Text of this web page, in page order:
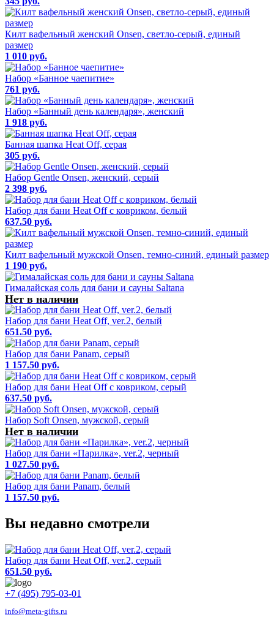
Килт вафельный женский Onsen, светло-серый, единый
размер
1 010 руб.
Набор «Банное чаепитие»
761 руб.
Набор «Банный день календаря», женский
1 918 руб.
Банная шапка Heat Off, серая
305 руб.
Набор Gentle Onsen, женский, серый
2 398 руб.
Набор для бани Heat Off с ковриком, белый
637.50 руб.
Килт вафельный мужской Onsen, темно-синий, единый размер
1 190 руб.
Гималайская соль для бани и сауны Saltana
Нет в наличии
Набор для бани Heat Off, ver.2, белый
651.50 руб.
Набор для бани Panam, серый
1 157.50 руб.
Набор для бани Heat Off с ковриком, серый
637.50 руб.
Набор Soft Onsen, мужской, серый
Нет в наличии
Набор для бани «Парилка», ver.2, черный
1 027.50 руб.
Набор для бани Panam, белый
1 157.50 руб.
Вы недавно смотрели
Набор для бани Heat Off, ver.2, серый
651.50 руб.
+7 (495) 795-03-01
info@meta-gifts.ru